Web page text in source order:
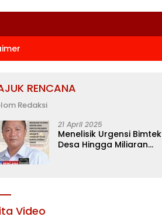
RENCANA
Redaksi
21 April 2025
Menelisik Urgensi Bimtek
Desa Hingga Miliaran
Video